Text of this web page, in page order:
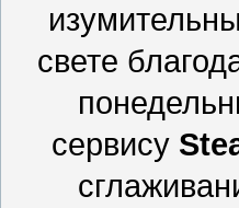
свете
сервису